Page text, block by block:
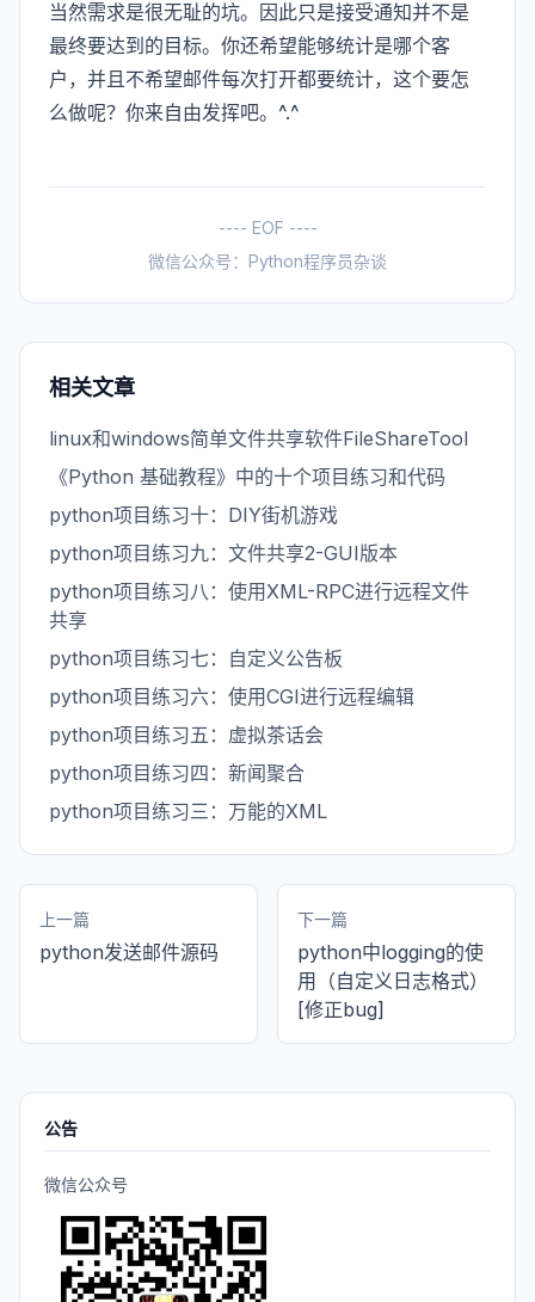
当然需求是很无耻的坑。因此只是接受通知并不是
最终要达到的目标。你还希望能够统计是哪个客
户，并且不希望邮件每次打开都要统计，这个要怎
么做呢？你来自由发挥吧。^.^
---- EOF ----
微信公众号：Python程序员杂谈
相关文章
linux和windows简单文件共享软件FileShareTool
《Python 基础教程》中的十个项目练习和代码
python项目练习十：DIY街机游戏
python项目练习九：文件共享2-GUI版本
python项目练习八：使用XML-RPC进行远程文件
共享
python项目练习七：自定义公告板
python项目练习六：使用CGI进行远程编辑
python项目练习五：虚拟茶话会
python项目练习四：新闻聚合
python项目练习三：万能的XML
上一篇
python发送邮件源码
下一篇
python中logging的使
用（自定义日志格式）
[修正bug]
公告
微信公众号